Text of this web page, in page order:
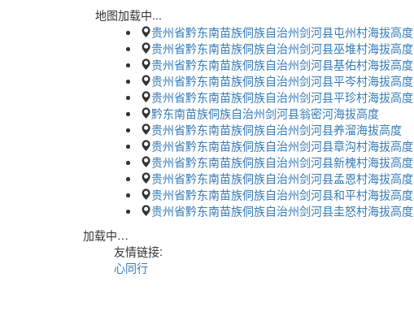
地图加载中...
贵州省黔东南苗族侗族自治州剑河县屯州村海拔高度
贵州省黔东南苗族侗族自治州剑河县巫堆村海拔高度
贵州省黔东南苗族侗族自治州剑河县基佑村海拔高度
贵州省黔东南苗族侗族自治州剑河县平岑村海拔高度
贵州省黔东南苗族侗族自治州剑河县平珍村海拔高度
黔东南苗族侗族自治州剑河县翁密河海拔高度
贵州省黔东南苗族侗族自治州剑河县养溜海拔高度
贵州省黔东南苗族侗族自治州剑河县章沟村海拔高度
贵州省黔东南苗族侗族自治州剑河县新槐村海拔高度
贵州省黔东南苗族侗族自治州剑河县孟恩村海拔高度
贵州省黔东南苗族侗族自治州剑河县和平村海拔高度
贵州省黔东南苗族侗族自治州剑河县圭怒村海拔高度
加载中…
友情链接:
心同行